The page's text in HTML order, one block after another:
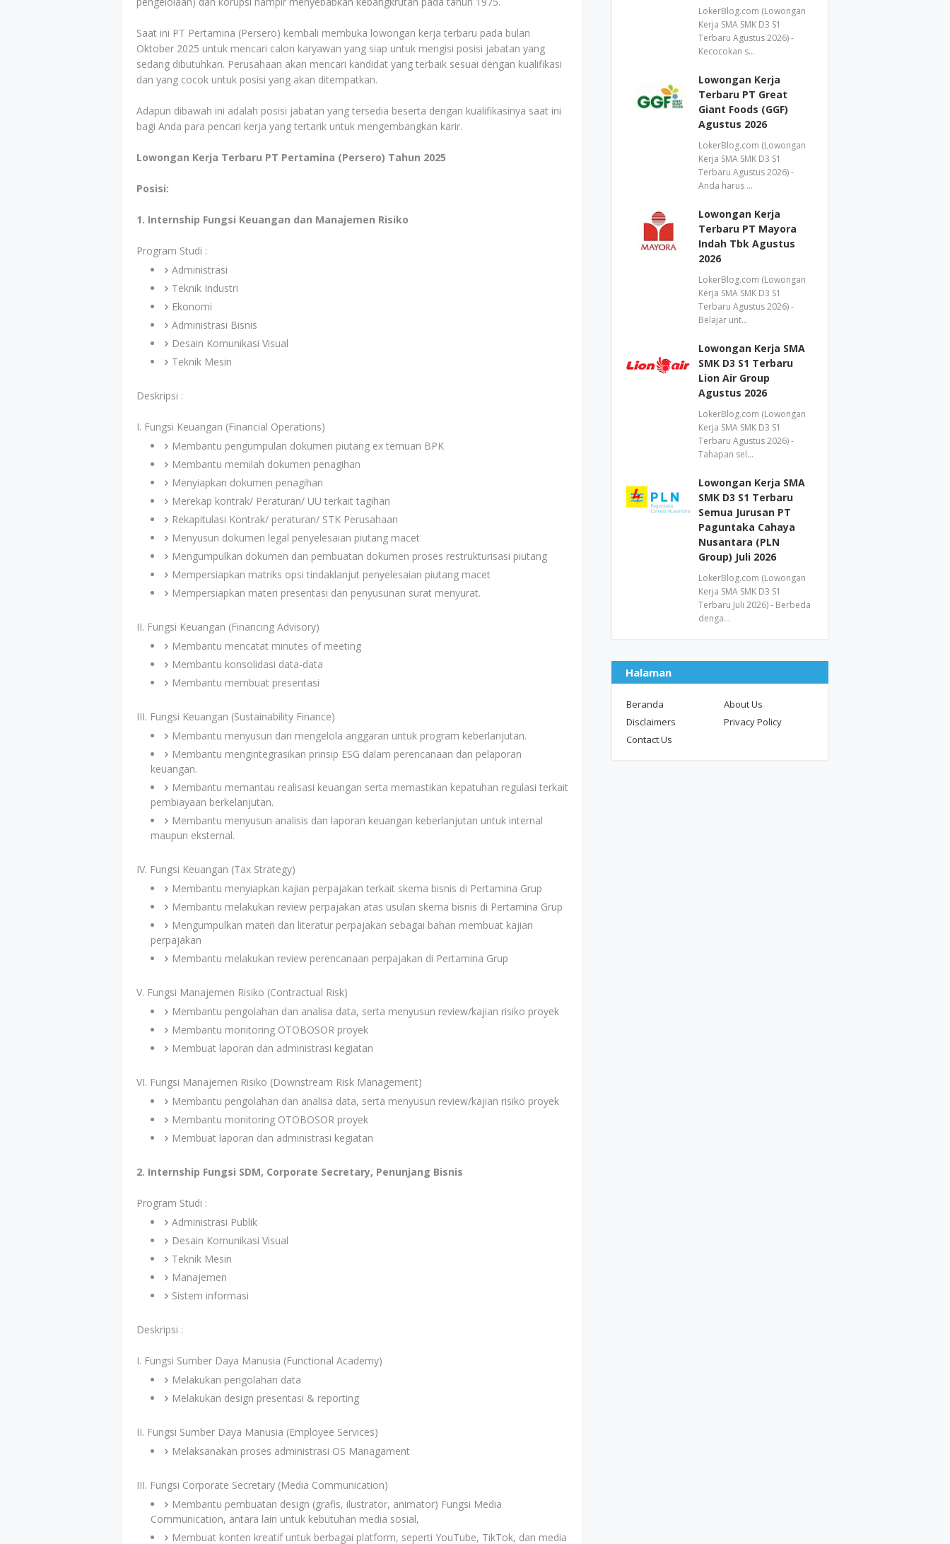
Saat ini PT Pertamina (Persero) kembali membuka lowongan kerja terbaru pada bulan
Oktober 2025 untuk mencari calon karyawan yang siap untuk mengisi posisi jabatan yang
sedang dibutuhkan. Perusahaan akan mencari kandidat yang terbaik sesuai dengan kualifikasi
dan yang cocok untuk posisi yang akan ditempatkan.
Adapun dibawah ini adalah posisi jabatan yang tersedia beserta dengan kualifikasinya saat ini
bagi Anda para pencari kerja yang tertarik untuk mengembangkan karir.
Lowongan Kerja Terbaru PT Pertamina (Persero) Tahun 2025
Posisi:
1. Internship Fungsi Keuangan dan Manajemen Risiko
Program Studi :
Administrasi
Teknik Industri
Ekonomi
Administrasi Bisnis
Desain Komunikasi Visual
Teknik Mesin
Deskripsi :
I. Fungsi Keuangan (Financial Operations)
Membantu pengumpulan dokumen piutang ex temuan BPK
Membantu memilah dokumen penagihan
Menyiapkan dokumen penagihan
Merekap kontrak/ Peraturan/ UU terkait tagihan
Rekapitulasi Kontrak/ peraturan/ STK Perusahaan
Menyusun dokumen legal penyelesaian piutang macet
Mengumpulkan dokumen dan pembuatan dokumen proses restrukturisasi piutang
Mempersiapkan matriks opsi tindaklanjut penyelesaian piutang macet
Mempersiapkan materi presentasi dan penyusunan surat menyurat.
II. Fungsi Keuangan (Financing Advisory)
Membantu mencatat minutes of meeting
Membantu konsolidasi data-data
Membantu membuat presentasi
III. Fungsi Keuangan (Sustainability Finance)
Membantu menyusun dan mengelola anggaran untuk program keberlanjutan.
Membantu mengintegrasikan prinsip ESG dalam perencanaan dan pelaporan
keuangan.
Membantu memantau realisasi keuangan serta memastikan kepatuhan regulasi terkait
pembiayaan berkelanjutan.
Membantu menyusun analisis dan laporan keuangan keberlanjutan untuk internal
maupun eksternal.
IV. Fungsi Keuangan (Tax Strategy)
Membantu menyiapkan kajian perpajakan terkait skema bisnis di Pertamina Grup
Membantu melakukan review perpajakan atas usulan skema bisnis di Pertamina Grup
Mengumpulkan materi dan literatur perpajakan sebagai bahan membuat kajian
perpajakan
Membantu melakukan review perencanaan perpajakan di Pertamina Grup
V. Fungsi Manajemen Risiko (Contractual Risk)
Membantu pengolahan dan analisa data, serta menyusun review/kajian risiko proyek
Membantu monitoring OTOBOSOR proyek
Membuat laporan dan administrasi kegiatan
VI. Fungsi Manajemen Risiko (Downstream Risk Management)
Membantu pengolahan dan analisa data, serta menyusun review/kajian risiko proyek
Membantu monitoring OTOBOSOR proyek
Membuat laporan dan administrasi kegiatan
2. Internship Fungsi SDM, Corporate Secretary, Penunjang Bisnis
Program Studi :
Administrasi Publik
Desain Komunikasi Visual
Teknik Mesin
Manajemen
Sistem informasi
Deskripsi :
I. Fungsi Sumber Daya Manusia (Functional Academy)
Melakukan pengolahan data
Melakukan design presentasi & reporting
II. Fungsi Sumber Daya Manusia (Employee Services)
Melaksanakan proses administrasi OS Managament
III. Fungsi Corporate Secretary (Media Communication)
Membantu pembuatan design (grafis, ilustrator, animator) Fungsi Media
Communication, antara lain untuk kebutuhan media sosial,
Membuat konten kreatif untuk berbagai platform, seperti YouTube, TikTok, dan media
LokerBlog.com (Lowongan
Kerja SMA SMK D3 S1
Terbaru Agustus 2026) -
Kecocokan s…
Lowongan Kerja
Terbaru PT Great
Giant Foods (GGF)
Agustus 2026
LokerBlog.com (Lowongan
Kerja SMA SMK D3 S1
Terbaru Agustus 2026) -
Anda harus …
Lowongan Kerja
Terbaru PT Mayora
Indah Tbk Agustus
2026
LokerBlog.com (Lowongan
Kerja SMA SMK D3 S1
Terbaru Agustus 2026) -
Belajar unt…
Lowongan Kerja SMA
SMK D3 S1 Terbaru
Lion Air Group
Agustus 2026
LokerBlog.com (Lowongan
Kerja SMA SMK D3 S1
Terbaru Agustus 2026) -
Tahapan sel…
Lowongan Kerja SMA
SMK D3 S1 Terbaru
Semua Jurusan PT
Paguntaka Cahaya
Nusantara (PLN
Group) Juli 2026
LokerBlog.com (Lowongan
Kerja SMA SMK D3 S1
Terbaru Juli 2026) - Berbeda
denga…
Halaman
Beranda
About Us
Disclaimers
Privacy Policy
Contact Us